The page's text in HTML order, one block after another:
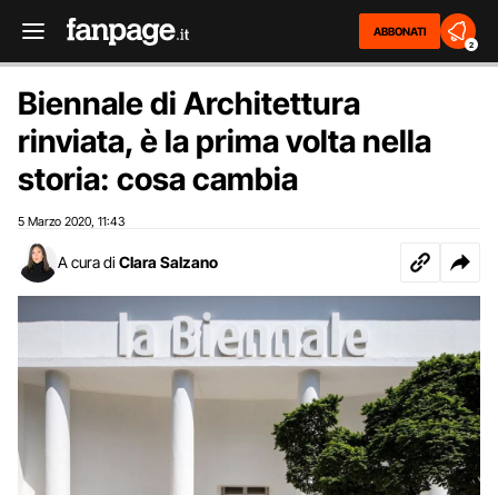
ABBONATI
2
Biennale di Architettura
rinviata, è la prima volta nella
storia: cosa cambia
5 Marzo 2020 11:43
A cura di Clara Salzano